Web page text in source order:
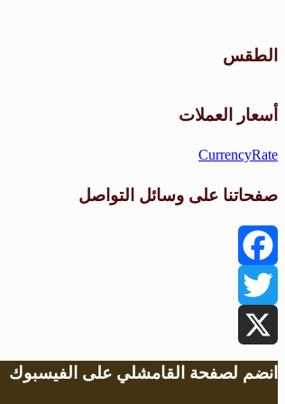
الطقس
أسعار العملات
CurrencyRate
صفحاتنا على وسائل التواصل
Facebook
Twitter
X
انضم لصفحة القامشلي على الفيسبوك